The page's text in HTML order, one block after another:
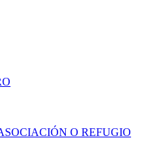
O REFUGIO